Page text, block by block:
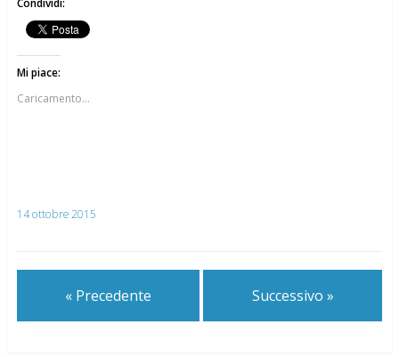
Condividi:
Mi piace:
Caricamento...
14 ottobre 2015
« Precedente Successivo »